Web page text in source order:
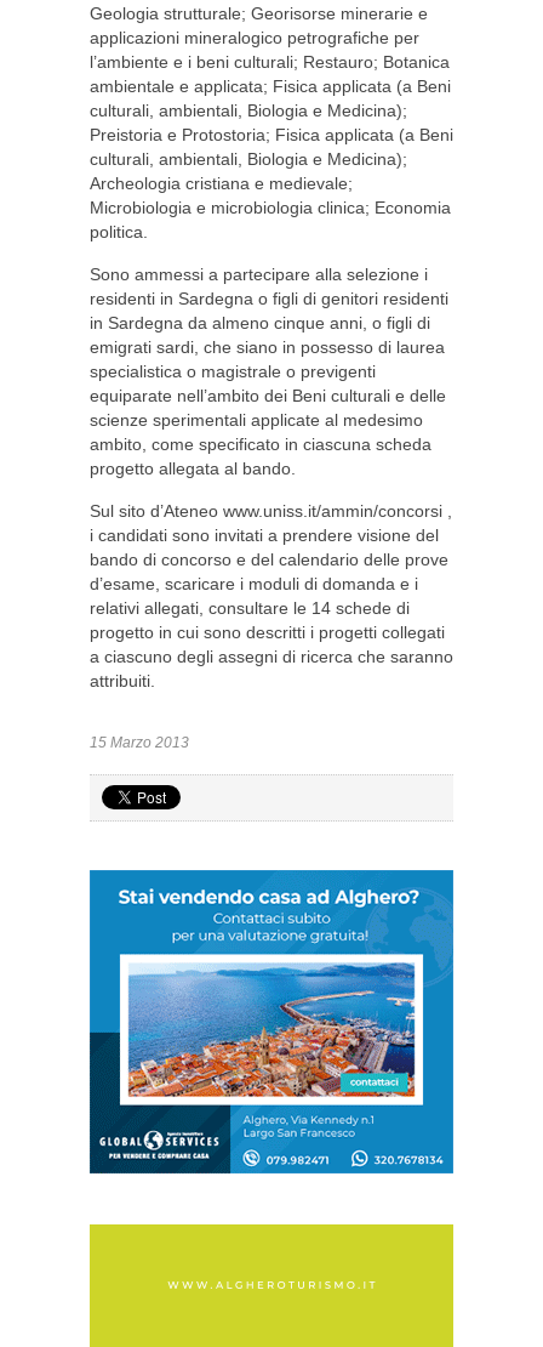
Geologia strutturale; Georisorse minerarie e
applicazioni mineralogico petrografiche per
l’ambiente e i beni culturali; Restauro; Botanica
ambientale e applicata; Fisica applicata (a Beni
culturali, ambientali, Biologia e Medicina);
Preistoria e Protostoria; Fisica applicata (a Beni
culturali, ambientali, Biologia e Medicina);
Archeologia cristiana e medievale;
Microbiologia e microbiologia clinica; Economia
politica.
Sono ammessi a partecipare alla selezione i
residenti in Sardegna o figli di genitori residenti
in Sardegna da almeno cinque anni, o figli di
emigrati sardi, che siano in possesso di laurea
specialistica o magistrale o previgenti
equiparate nell’ambito dei Beni culturali e delle
scienze sperimentali applicate al medesimo
ambito, come specificato in ciascuna scheda
progetto allegata al bando.
Sul sito d’Ateneo www.uniss.it/ammin/concorsi ,
i candidati sono invitati a prendere visione del
bando di concorso e del calendario delle prove
d’esame, scaricare i moduli di domanda e i
relativi allegati, consultare le 14 schede di
progetto in cui sono descritti i progetti collegati
a ciascuno degli assegni di ricerca che saranno
attribuiti.
15 Marzo 2013